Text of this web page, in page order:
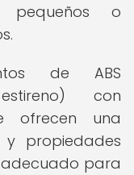
pequeños o
de ABS
con
ofrecen una
y propiedades
adecuado para